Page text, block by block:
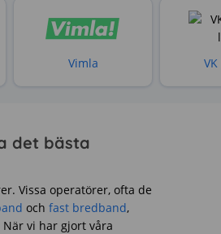
Vimla
det bästa
Vissa operatörer, ofta de
och fast bredband,
vi har gjort våra